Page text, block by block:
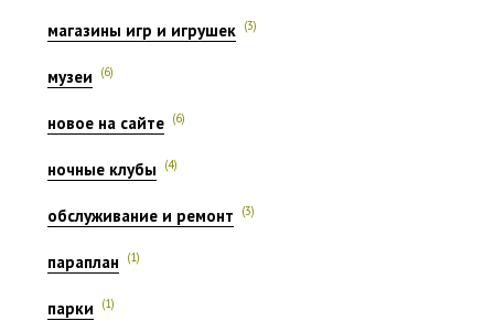
магазины игр и игрушек (3)
музеи (6)
новое на сайте (6)
ночные клубы (4)
обслуживание и ремонт (3)
параплан (1)
парки (1)